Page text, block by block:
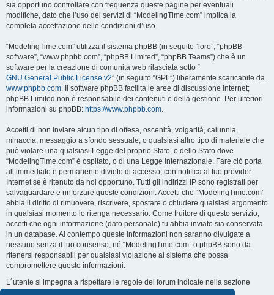
sia opportuno controllare con frequenza queste pagine per eventuali
modifiche, dato che l’uso dei servizi di “ModelingTime.com” implica la
completa accettazione delle condizioni d’uso.
“ModelingTime.com” utilizza il sistema phpBB (in seguito “loro”, “phpBB
software”, “www.phpbb.com”, “phpBB Limited”, “phpBB Teams”) che è un
software per la creazione di comunità web rilasciata sotto “
GNU General Public License v2” (in seguito “GPL”) liberamente scaricabile da
www.phpbb.com. Il software phpBB facilita le aree di discussione internet;
phpBB Limited non è responsabile dei contenuti e della gestione. Per ulteriori
informazioni su phpBB: https://www.phpbb.com.
Accetti di non inviare alcun tipo di offesa, oscenità, volgarità, calunnia,
minaccia, messaggio a sfondo sessuale, o qualsiasi altro tipo di materiale che
può violare una qualsiasi Legge del proprio Stato, o dello Stato dove
“ModelingTime.com” è ospitato, o di una Legge internazionale. Fare ciò porta
all’immediato e permanente divieto di accesso, con notifica al tuo provider
Internet se è ritenuto da noi opportuno. Tutti gli indirizzi IP sono registrati per
salvaguardare e rinforzare queste condizioni. Accetti che “ModelingTime.com”
abbia il diritto di rimuovere, riscrivere, spostare o chiudere qualsiasi argomento
in qualsiasi momento lo ritenga necessario. Come fruitore di questo servizio,
accetti che ogni informazione (dato personale) tu abbia inviato sia conservata
in un database. Al contempo queste informazioni non saranno divulgate a
nessuno senza il tuo consenso, né “ModelingTime.com” o phpBB sono da
ritenersi responsabili per qualsiasi violazione al sistema che possa
compromettere queste informazioni.
L´utente si impegna a rispettare le regole del forum indicate nella sezione